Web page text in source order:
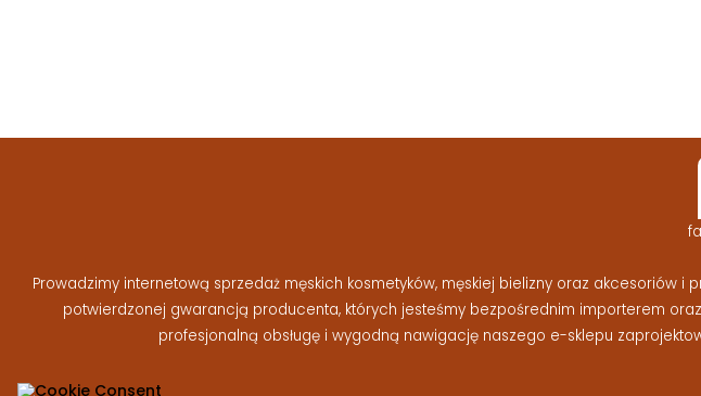
Prowadzimy internetową sprzedaż męskich kosmetyków, męskiej bielizny oraz akcesoriów
potwierdzonej gwarancją producenta, których jesteśmy bezpośrednim importerem
profesjonalną obsługę i wygodną nawigację naszego e-sklepu